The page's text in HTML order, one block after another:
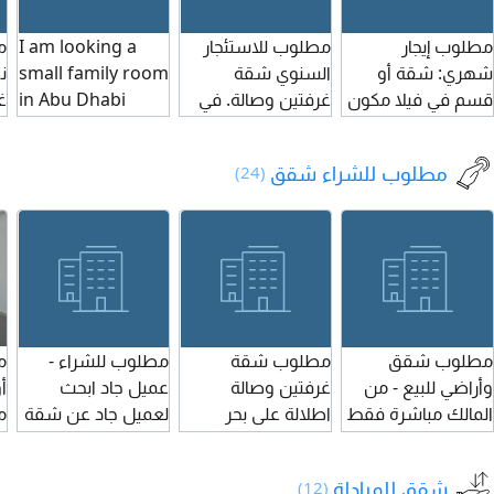
بدون تكيفات الدفع
على 6 شيكات
التأمين مسترد
مطلوب إيجار
شهري: شقة أو
قسم في فيلا مكون
من غرفتين وحمّامين
وصالة ومطبخ،
مناسب للعائلات،
والتشطيب يكون
مطلوب للاستئجار
السنوي شقة
غرفتين وصالة. في
عجمان. وتكون من
نظيفة لعائلة
ومساحتها جيدة.
ونظيف. لأيهم
المنطقة. المهم في
عجمان وشقة
I am looking a
small family room
in Abu Dhabi
1000 budget
مطلوب للشراء شقق (24)
مطلوب شقق
وأراضي للبيع - من
المالك مباشرة فقط
نبحث عن شقق
وأراضي للبيع في
مطلوب شقة
غرفتين وصالة
اطلالة على بحر
الشارقة السعر 750
مطلوب للشراء -
عميل جاد ابحث
لعميل جاد عن شقة
بالمواصفات التالية
شقق للمبادلة (12)